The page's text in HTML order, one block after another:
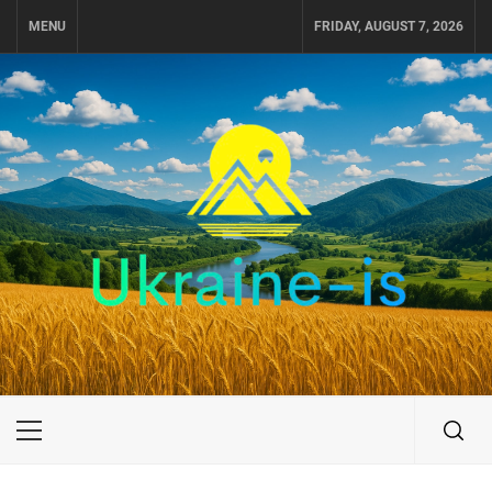
MENU FRIDAY, AUGUST 7, 2026
UKRAINE-IS
ПОДОРОЖI ПО УКРАЇНІ
Primary